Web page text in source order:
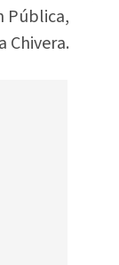
Pública,
Chivera.